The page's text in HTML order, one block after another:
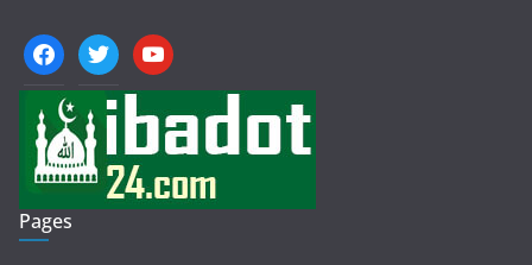
facebooktwitter youtube
Pages